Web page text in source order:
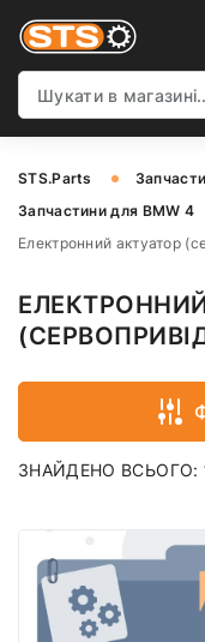
STS.Parts
Запчастини для BMW 4
Електронний актуатор
ЗНАЙДЕНО ВСЬОГО: